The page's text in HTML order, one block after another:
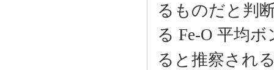
るものだと判
る Fe-O 平均
ると推察され